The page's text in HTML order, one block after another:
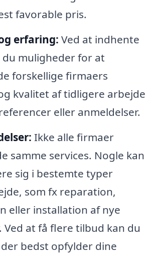
favorable pris.
erfaring: Ved at indhente
muligheder for at
forskellige firmaers
kvalitet af tidligere arbejde
eller anmeldelser.
Ikke alle firmaer
samme services. Nogle kan
sig i bestemte typer
som fx reparation,
eller installation af nye
Ved at få flere tilbud kan du
bedst opfylder dine